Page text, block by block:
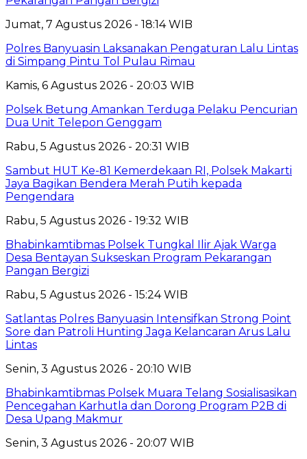
Jumat, 7 Agustus 2026 - 18:14 WIB
Polres Banyuasin Laksanakan Pengaturan Lalu Lintas
di Simpang Pintu Tol Pulau Rimau
Kamis, 6 Agustus 2026 - 20:03 WIB
Polsek Betung Amankan Terduga Pelaku Pencurian
Dua Unit Telepon Genggam
Rabu, 5 Agustus 2026 - 20:31 WIB
Sambut HUT Ke-81 Kemerdekaan RI, Polsek Makarti
Jaya Bagikan Bendera Merah Putih kepada
Pengendara
Rabu, 5 Agustus 2026 - 19:32 WIB
Bhabinkamtibmas Polsek Tungkal Ilir Ajak Warga
Desa Bentayan Sukseskan Program Pekarangan
Pangan Bergizi
Rabu, 5 Agustus 2026 - 15:24 WIB
Satlantas Polres Banyuasin Intensifkan Strong Point
Sore dan Patroli Hunting Jaga Kelancaran Arus Lalu
Lintas
Senin, 3 Agustus 2026 - 20:10 WIB
Bhabinkamtibmas Polsek Muara Telang Sosialisasikan
Pencegahan Karhutla dan Dorong Program P2B di
Desa Upang Makmur
Senin, 3 Agustus 2026 - 20:07 WIB